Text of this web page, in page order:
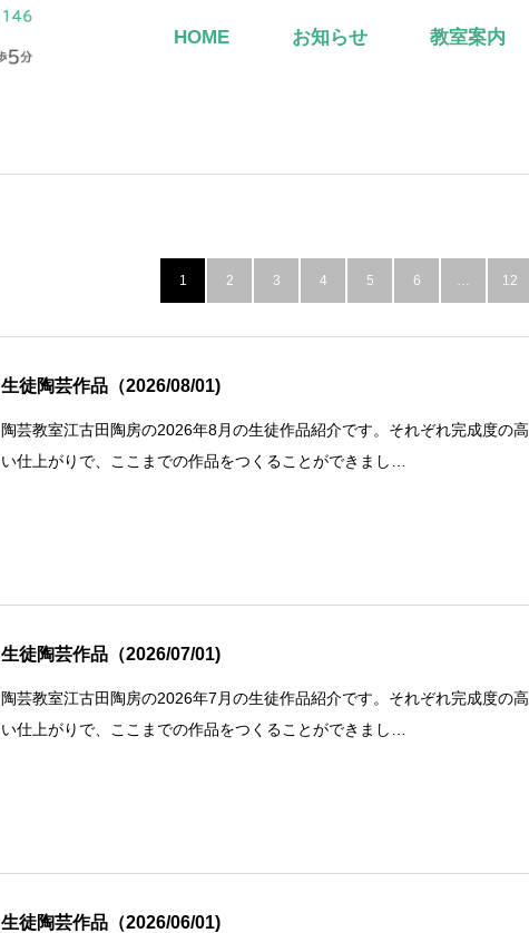
HOME お知らせ 教室案内
1 2 3 4 5 6 … 12
生徒陶芸作品（2026/08/01)
陶芸教室江古田陶房の2026年8月の生徒作品紹介です。それぞれ完成度の高
い仕上がりで、ここまでの作品をつくることができまし…
生徒陶芸作品（2026/07/01)
陶芸教室江古田陶房の2026年7月の生徒作品紹介です。それぞれ完成度の高
い仕上がりで、ここまでの作品をつくることができまし…
生徒陶芸作品（2026/06/01)